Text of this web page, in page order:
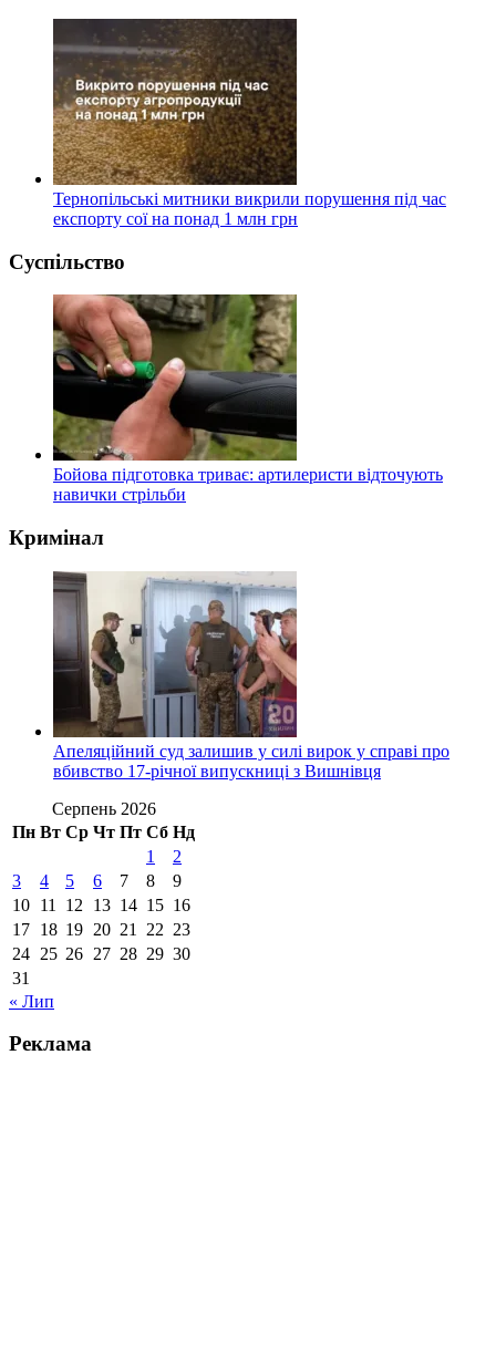
Тернопільські митники викрили порушення під час
експорту сої на понад 1 млн грн
Суспільство
Бойова підготовка триває: артилеристи відточують
навички стрільби
Кримінал
Апеляційний суд залишив у силі вирок у справі про
вбивство 17-річної випускниці з Вишнівця
Серпень 2026
Пн Вт Ср Чт Пт Сб Нд
1
2
3
4 5 6 7 8
9
10 11 12 13 14 15 16
17 18 19 20 21 22 23
24 25 26 27 28 29 30
31
« Лип
Реклама